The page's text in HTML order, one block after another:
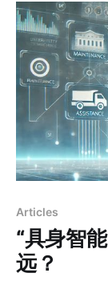
Articles
“具身智
远？